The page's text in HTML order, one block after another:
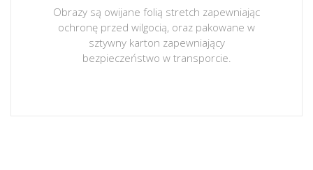
Obrazy są owijane folią stretch zapewniając
ochronę przed wilgocią, oraz pakowane w
sztywny karton zapewniający
bezpieczeństwo w transporcie.